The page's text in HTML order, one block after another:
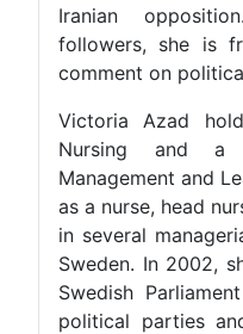
Iranian
followers,
comment on
Victoria
Nursing
Management
as a nurse,
in several
Sweden. In
Swedish
political